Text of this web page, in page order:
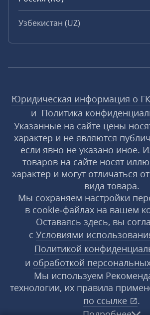
Узбекистан (UZ)
Юридическая информация о ГК
и Политика
Указанные на сайте цены
характер и не являются
если явно не указано иное.
товаров на сайте носят
характер и могут отличаться
вида товара.
Мы сохраняем настройки
в cookie‑файлах на вашем
Оставаясь здесь, вы
с Условиями
Политикой
и обработкой
Мы используем
технологии, их правила
по ссылке
.